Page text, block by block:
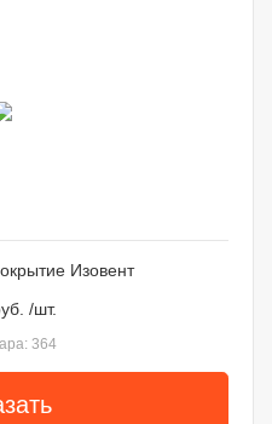
Изовент
/шт.
364